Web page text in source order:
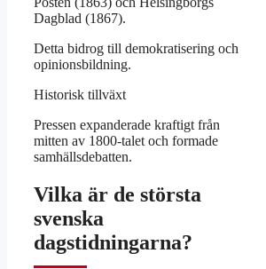
Dagblad (1867).
Detta bidrog till demokratisering och
opinionsbildning.
Historisk tillväxt
Pressen expanderade kraftigt från
mitten av 1800-talet och formade
samhällsdebatten.
Vilka är de största
svenska
dagstidningarna?